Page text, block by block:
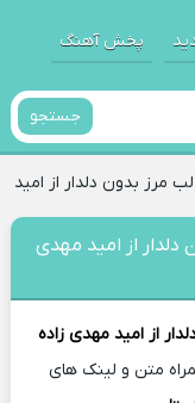
پخش آهنگ
جستجو
مرز بدون دلدار از امید
دلدار از امید مهدی
ازامید مهدی زاده
متن و لینک های